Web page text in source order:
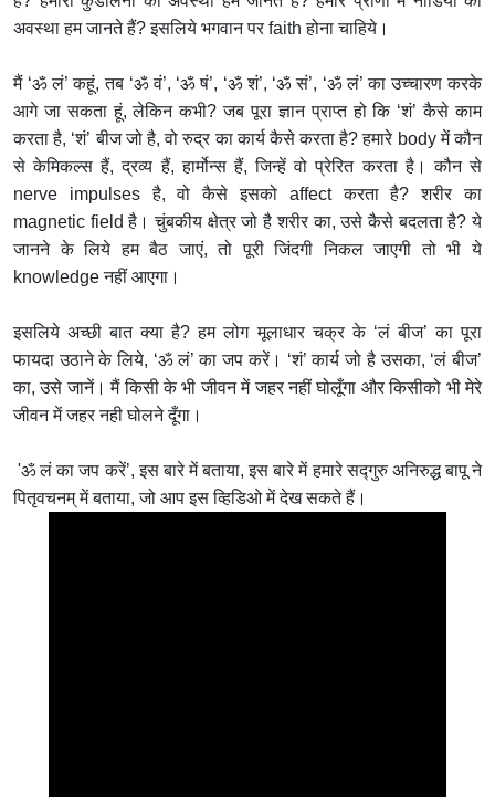
अवस्था हम जानते हैं? इसलिये भगवान पर faith होना चाहिये।
मैं ‘ॐ लं’ कहूं, तब ‘ॐ वं’, ‘ॐ षं’, ‘ॐ शं’, ‘ॐ सं’, ‘ॐ लं’ का उच्चारण करके
आगे जा सकता हूं, लेकिन कभी? जब पूरा ज्ञान प्राप्त हो कि ‘शं’ कैसे काम
करता है, ‘शं’ बीज जो है, वो रुद्र का कार्य कैसे करता है? हमारे body में कौन
से केमिकल्स हैं, द्रव्य हैं, हार्मोन्स हैं, जिन्हें वो प्रेरित करता है। कौन से
nerve impulses है, वो कैसे इसको affect करता है? शरीर का
magnetic field है। चुंबकीय क्षेत्र जो है शरीर का, उसे कैसे बदलता है? ये
जानने के लिये हम बैठ जाएं, तो पूरी जिंदगी निकल जाएगी तो भी ये
knowledge नहीं आएगा।
इसलिये अच्छी बात क्या है? हम लोग मूलाधार चक्र के ‘लं बीज’ का पूरा
फायदा उठाने के लिये, ‘ॐ लं’ का जप करें। ‘शं’ कार्य जो है उसका, ‘लं बीज’
का, उसे जानें। मैं किसी के भी जीवन में जहर नहीं घोलूँगा और किसीको भी मेरे
जीवन में जहर नही घोलने दूँगा।
'ॐ लं का जप करें’, इस बारे में बताया, इस बारे में हमारे सद्गुरु अनिरुद्ध बापू ने
पितृवचनम् में बताया, जो आप इस व्हिडिओ में देख सकते हैं।